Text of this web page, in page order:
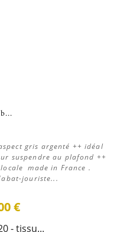
gris argenté ++ idéal
suspendre au plafond ++
made in France .
jouriste...
€